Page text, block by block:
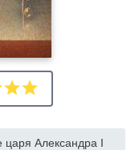
царя Александра I